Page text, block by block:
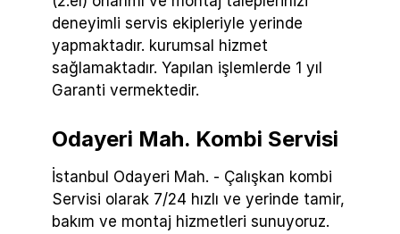
deneyimli servis ekipleriyle yerinde
yapmaktadır. kurumsal hizmet
sağlamaktadır. Yapılan işlemlerde 1 yıl
Garanti vermektedir.
Odayeri Mah. Kombi Servisi
İstanbul Odayeri Mah. - Çalışkan kombi
Servisi olarak 7/24 hızlı ve yerinde tamir,
bakım ve montaj hizmetleri sunuyoruz.